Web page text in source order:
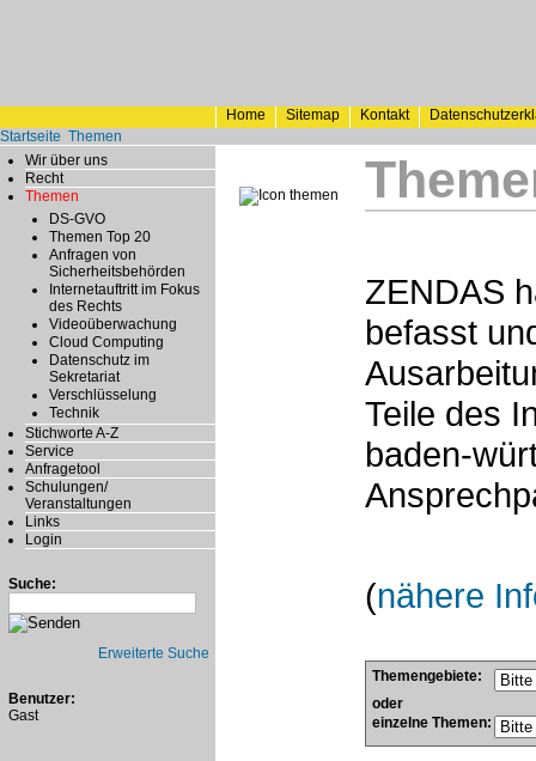
Home Sitemap Kontakt
Startseite Themen
Wir über uns
Recht
Themen
DS-GVO
Themen Top 20
Anfragen von
Sicherheitsbehörden
Internetauftritt im Fokus
des Rechts
Videoüberwachung
Cloud Computing
Datenschutz im
Sekretariat
Verschlüsselung
Technik
Stichworte A-Z
Service
Anfragetool
Schulungen/
Veranstaltungen
Links
Login
Suche:
Erweiterte Suche
Benutzer:
Gast
ZENDAS
befasst
Teile des
baden-
(nähere
Themengebiete:
oder
einzelne Themen: